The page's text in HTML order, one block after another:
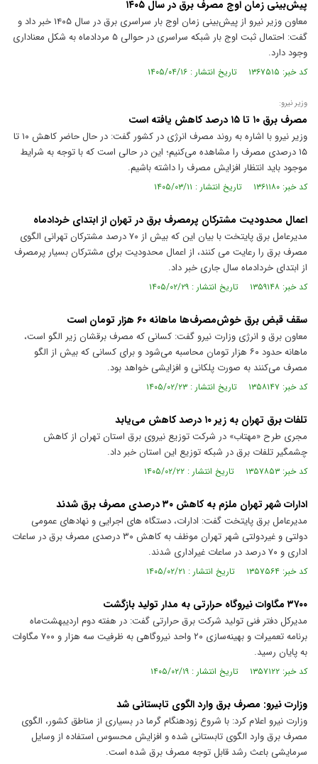
پیش‌بینی زمان اوج مصرف برق در سال ۱۴۰۵
معاون وزیر نیرو از پیش‌بینی زمان اوج بار سراسری برق در سال ۱۴۰۵ خبر داد و
گفت: احتمال ثبت اوج بار شبکه سراسری در حوالی ۵ مردادماه به شکل معناداری
وجود دارد.
کد خبر: ۱۳۶۷۵۱۵ تاریخ انتشار : ۱۴۰۵/۰۴/۱۶
وزیر نیرو:
مصرف برق ۱۰ تا ۱۵ درصد کاهش یافته است
وزیر نیرو با اشاره به روند مصرف انرژی در کشور گفت: در حال حاضر کاهش ۱۰ تا
۱۵ درصدی مصرف را مشاهده می‌کنیم؛ این در حالی است که با توجه به شرایط
موجود باید انتظار افزایش مصرف را داشته باشیم.
کد خبر: ۱۳۶۱۱۸۰ تاریخ انتشار : ۱۴۰۵/۰۳/۱۱
اعمال محدودیت مشترکان پرمصرف برق در تهران از ابتدای خردادماه
مدیرعامل برق پایتخت با بیان این که بیش از ۷۰ درصد مشترکان تهرانی الگوی
مصرف برق را رعایت می کنند، از اعمال محدودیت برای مشترکان بسیار پرمصرف
از ابتدای خردادماه سال جاری خبر داد.
کد خبر: ۱۳۵۹۱۴۸ تاریخ انتشار : ۱۴۰۵/۰۲/۲۹
سقف قبض برق خوش‌مصرف‌ها ماهانه ۶۰ هزار تومان است
معاون برق و انرژی وزارت نیرو گفت: کسانی که مصرف برقشان زیر الگو است،
ماهانه حدود ۶۰ هزار تومان محاسبه می‌شود و برای کسانی که بیش از الگو
مصرف می‌کنند به صورت پلکانی و افزایشی خواهد بود.
کد خبر: ۱۳۵۸۱۴۷ تاریخ انتشار : ۱۴۰۵/۰۲/۲۳
تلفات برق تهران به زیر ۱۰ درصد کاهش می‌یابد
مجری طرح «مهتاب» در شرکت توزیع نیروی برق استان تهران از کاهش
چشمگیر تلفات برق در شبکه توزیع این استان خبر داد.
کد خبر: ۱۳۵۷۸۵۳ تاریخ انتشار : ۱۴۰۵/۰۲/۲۲
ادارات شهر تهران ملزم به کاهش ۳۰ درصدی مصرف برق شدند
مدیرعامل برق پایتخت گفت: ادارات، دستگاه های اجرایی و نهادهای عمومی
دولتی و غیردولتی شهر تهران موظف به کاهش ۳۰ درصدی مصرف برق در ساعات
اداری و ۷۰ درصد در ساعات غیراداری شدند.
کد خبر: ۱۳۵۷۵۶۴ تاریخ انتشار : ۱۴۰۵/۰۲/۲۱
۳۷۰۰ مگاوات نیروگاه حرارتی به مدار تولید بازگشت
مدیرکل دفتر فنی تولید شرکت برق حرارتی گفت: در هفته دوم اردیبهشت‌ماه
برنامه تعمیرات و بهینه‌سازی ۲۰ واحد نیروگاهی به ظرفیت سه هزار و ۷۰۰ مگاوات
به پایان رسید.
کد خبر: ۱۳۵۷۱۲۲ تاریخ انتشار : ۱۴۰۵/۰۲/۱۹
وزارت نیرو: مصرف برق وارد الگوی تابستانی شد
وزارت نیرو اعلام کرد: با شروع زودهنگام گرما در بسیاری از مناطق کشور، الگوی
مصرف برق وارد الگوی تابستانی شده و افزایش محسوس استفاده از وسایل
سرمایشی باعث رشد قابل توجه مصرف برق شده است.